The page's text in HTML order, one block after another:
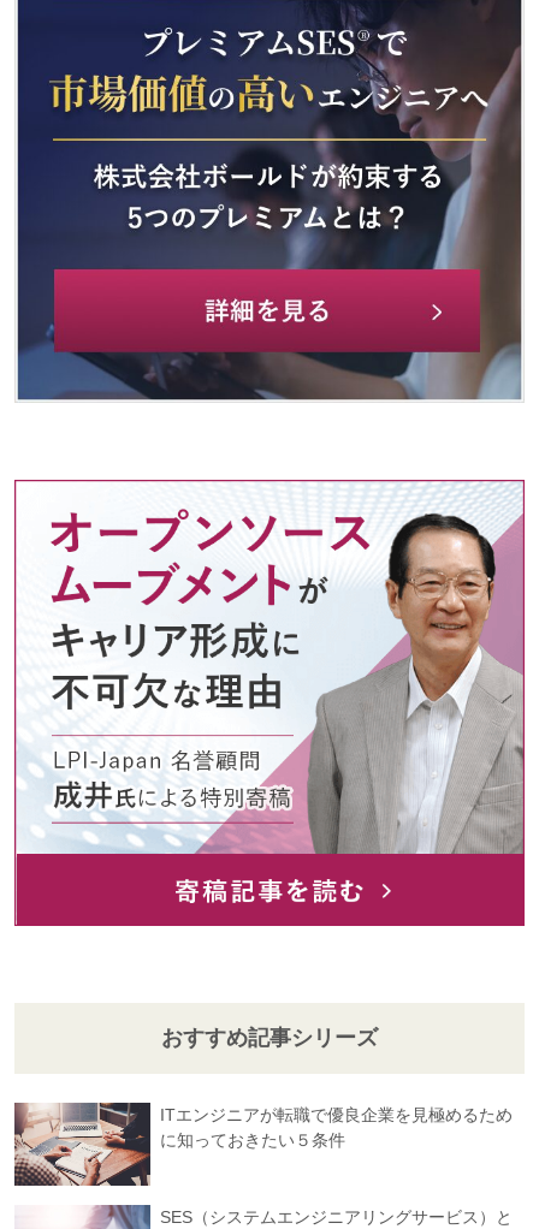
おすすめ記事シリーズ
ITエンジニアが転職で優良企業を見極めるため
に知っておきたい５条件
SES（システムエンジニアリングサービス）と